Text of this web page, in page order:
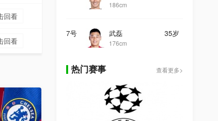
回看
回看
186cm
7号 35岁
武磊
176cm
热门赛事 查看更多>